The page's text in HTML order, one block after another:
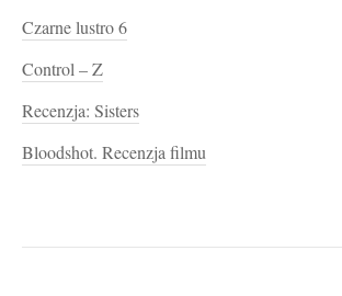
Czarne lustro 6
Control – Z
Recenzja: Sisters
Bloodshot. Recenzja filmu